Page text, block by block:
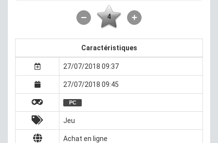
4
Caractéristiques
27/07/2018 09:37
27/07/2018 09:45
PC
Jeu
Achat en ligne